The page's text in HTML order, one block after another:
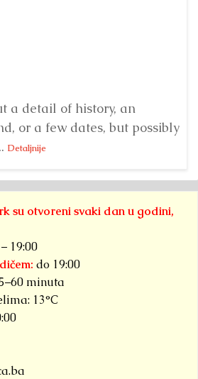
a detail of history, an
or a few dates, but possibly
Detaljnije
su otvoreni svaki dan u godini,
19:00
do 19:00
minuta
13°C